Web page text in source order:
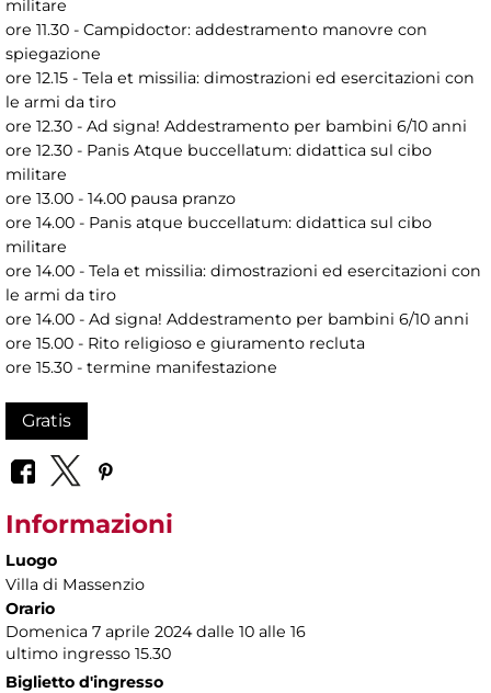
militare
ore 11.30 - Campidoctor: addestramento manovre con
spiegazione
ore 12.15 - Tela et missilia: dimostrazioni ed esercitazioni con
le armi da tiro
ore 12.30 - Ad signa! Addestramento per bambini 6/10 anni
ore 12.30 - Panis Atque buccellatum: didattica sul cibo
militare
ore 13.00 - 14.00 pausa pranzo
ore 14.00 - Panis atque buccellatum: didattica sul cibo
militare
ore 14.00 - Tela et missilia: dimostrazioni ed esercitazioni con
le armi da tiro
ore 14.00 - Ad signa! Addestramento per bambini 6/10 anni
ore 15.00 - Rito religioso e giuramento recluta
ore 15.30 - termine manifestazione
Gratis
Informazioni
Luogo
Villa di Massenzio
Orario
Domenica 7 aprile 2024 dalle 10 alle 16
ultimo ingresso 15.30
Biglietto d'ingresso